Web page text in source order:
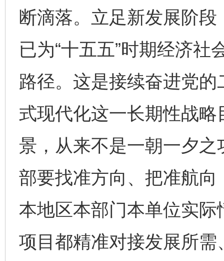
断滴落。立足新发展阶
已为“十五五”时期经济
路径。这是接续奋进党
式现代化这一长期性战
景，从来不是一朝一夕
部要找准方向、把准航
本地区本部门本单位实
项目都精准对接发展所